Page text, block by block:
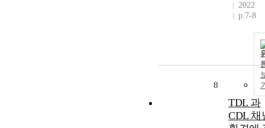
2022
p.7-8
8
TDL 과
CDL 채